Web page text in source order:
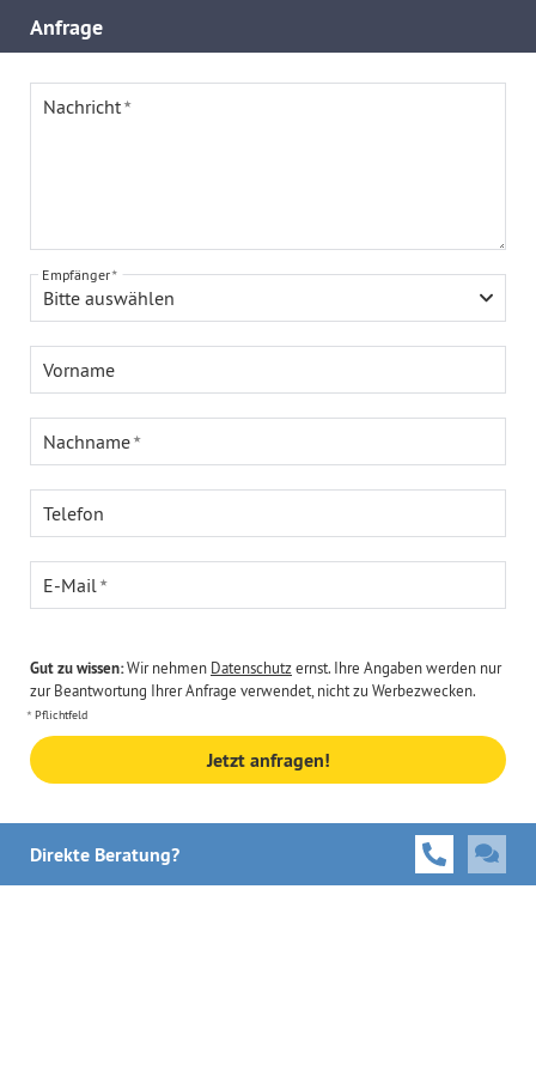
Anfrage
Nachricht
Bitte auswählen
Empfänger
Vorname
Nachname
Telefon
E-Mail
Gut zu wissen:Wir nehmen Datenschutzernst. Ihre Angaben werden nur
zur Beantwortung Ihrer Anfrage verwendet, nicht zu Werbezwecken.
Pflichtfeld
Jetzt anfragen!
Direkte Beratung?